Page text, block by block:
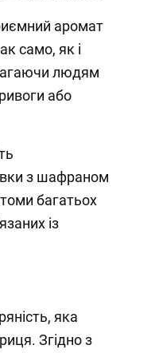
аромат
само, як і
людям
або
з шафраном
багатьох
із
яка
Згідно з